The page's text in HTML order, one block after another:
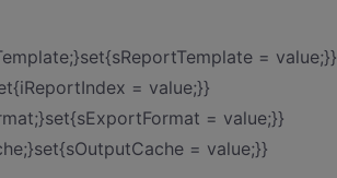
= value;}}
= value;}}
= value;}}
= value;}}